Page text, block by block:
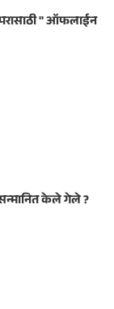
" ऑफलाईन
केले गेले ?